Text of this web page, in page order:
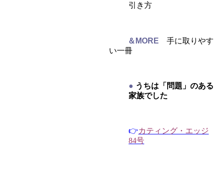
引き方
＆MORE
手に取りやす
い一冊
● うちは「問題」のある
家族でした
👉カティング・エッジ
84号